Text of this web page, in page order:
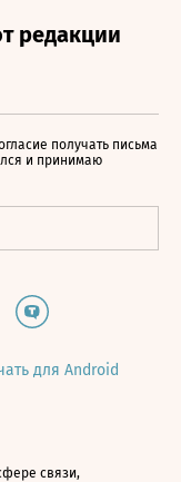
получать письма
и принимаю
для Android
связи,